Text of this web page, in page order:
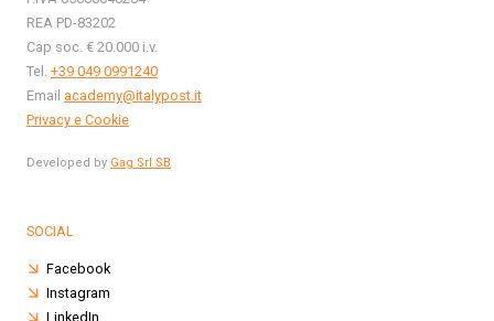
REA PD-83202
Cap soc. € 20.000 i.v.
Tel. +39 049 0991240
Email academy@italypost.it
Privacy e Cookie
Developed by Gag Srl SB
SOCIAL
Facebook
Instagram
LinkedIn